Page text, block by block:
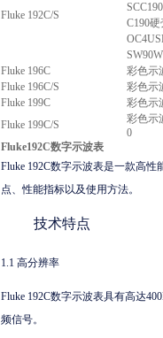
Fluke 192C/S
C190
Fluke 196C
彩色示
Fluke 196C/S
彩色示
Fluke 199C
彩色示
Fluke 199C/S
彩色示
0
Fluke192C数字示波表
Fluke 192C数字示波表是一款高
点、性能指标以及使用方法。
技术特点
1.1 高分辨率
Fluke 192C数字示波表具有高达
频信号。